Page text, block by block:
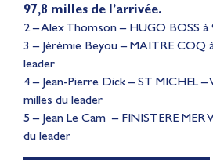
97,8 milles de l’arrivée.
2 – Alex Thomson – HUGO BOSS à
3 – Jérémie Beyou – MAITRE COQ
leader
4 – Jean-Pierre Dick – ST MICHEL –
milles du leader
5 – Jean Le Cam – FINISTERE MER
du leader
Lauriane Nolot